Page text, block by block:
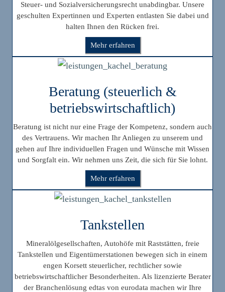
Steuer- und Sozialversicherungsrecht unabdingbar. Unsere
geschulten Expertinnen und Experten entlasten Sie dabei und
halten Ihnen den Rücken frei.
Mehr erfahren
Beratung (steuerlich &
betriebswirtschaftlich)
Beratung ist nicht nur eine Frage der Kompetenz, sondern auch
des Vertrauens. Wir machen Ihr Anliegen zu unserem und
gehen auf Ihre individuellen Fragen und Wünsche mit Wissen
und Sorgfalt ein. Wir nehmen uns Zeit, die sich für Sie lohnt.
Mehr erfahren
Tankstellen
Mineralölgesellschaften, Autohöfe mit Raststätten, freie
Tankstellen und Eigentümerstationen bewegen sich in einem
engen Korsett steuerlicher, rechtlicher sowie
betriebswirtschaftlicher Besonderheiten. Als lizenzierte Berater
der Branchenlösung edtas von eurodata machen wir Ihre